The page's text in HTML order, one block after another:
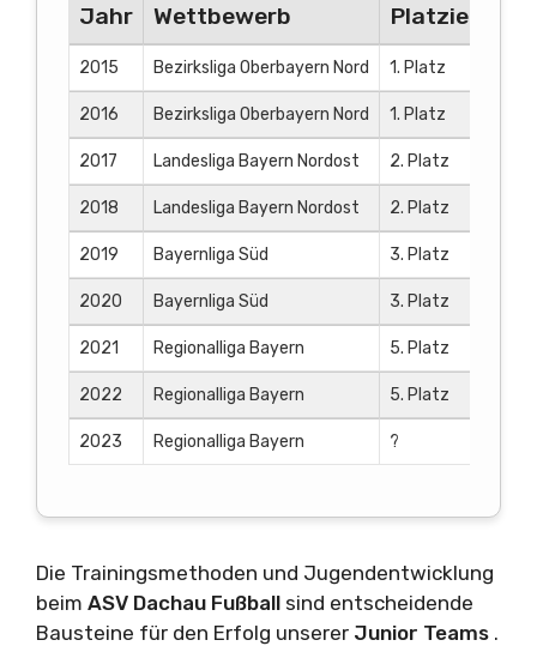
Jahr Wettbewerb Platzierung
2015 Bezirksliga Oberbayern Nord 1. Platz
2016 Bezirksliga Oberbayern Nord 1. Platz
2017 Landesliga Bayern Nordost 2. Platz
2018 Landesliga Bayern Nordost 2. Platz
2019 Bayernliga Süd 3. Platz
2020 Bayernliga Süd 3. Platz
2021 Regionalliga Bayern 5. Platz
2022 Regionalliga Bayern 5. Platz
2023 Regionalliga Bayern ?
Die Trainingsmethoden und Jugendentwicklung
beim ASV Dachau Fußball sind entscheidende
Bausteine für den Erfolg unserer Junior Teams .